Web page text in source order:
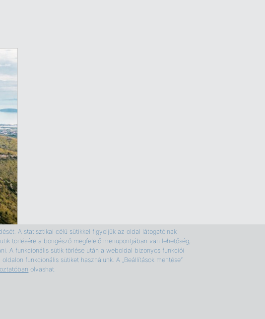
A statisztikai célú sütikkel figyeljük az oldal látogatóinak
törlésére a böngésző megfelelő menüpontjában van lehetőség,
A funkcionális sütik törlése után a weboldal bizonyos funkciói
funkcionális sütiket használunk. A „Beállítások mentése”
olvashat.